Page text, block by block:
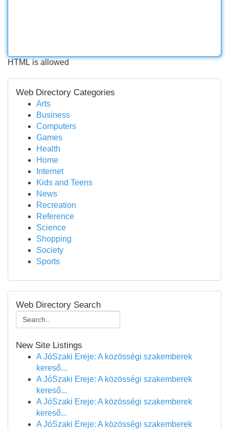
HTML is allowed
Web Directory Categories
Arts
Business
Computers
Games
Health
Home
Internet
Kids and Teens
News
Recreation
Reference
Science
Shopping
Society
Sports
Web Directory Search
New Site Listings
A JóSzaki Ereje: A közösségi szakemberek
kereső...
A JóSzaki Ereje: A közösségi szakemberek
kereső...
A JóSzaki Ereje: A közösségi szakemberek
kereső...
A JóSzaki Ereje: A közösségi szakemberek